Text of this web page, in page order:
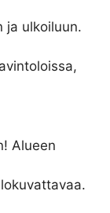
ja ulkoiluun.
Alueen